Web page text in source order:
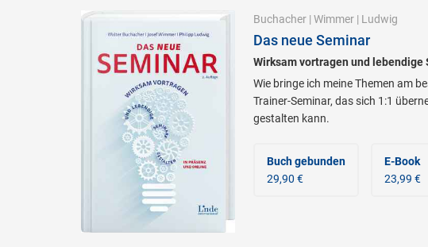
Buchacher| Wimmer| Ludwig
Das neue Seminar
Wirksam vortragen und
Wie bringe ich meine Themen am
Trainer-Seminar, das sich 1:1
gestalten kann.
Buch gebunden
29,90 €
E-Book
23,99 €